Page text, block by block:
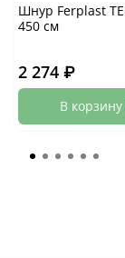
Шнур Ferplast
450 см
2 274 ₽
В корзину